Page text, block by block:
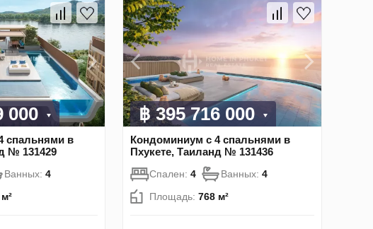
000
спальнями в
№ 131429
Ванных: 4
฿ 395 716 000
Кондоминиум с 4 спальнями в
Пхукете, Таиланд № 131436
Спален: 4 Ванных: 4
Площадь: 768 м²